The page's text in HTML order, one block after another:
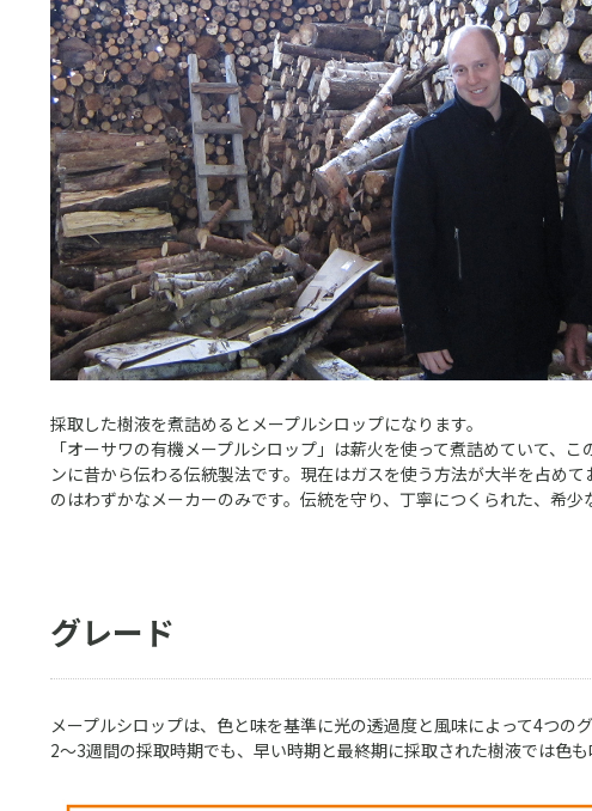
採取した樹液を煮詰めるとメープルシロップになります。
「オーサワの有機メープルシロップ」は薪火を使って煮詰めていて、
ンに昔から伝わる伝統製法です。現在はガスを使う方法が大半を占め
のはわずかなメーカーのみです。伝統を守り、丁寧につくられた、希少
グレード
メープルシロップは、色と味を基準に光の透過度と風味によって4つの
2～3週間の採取時期でも、早い時期と最終期に採取された樹液では色も